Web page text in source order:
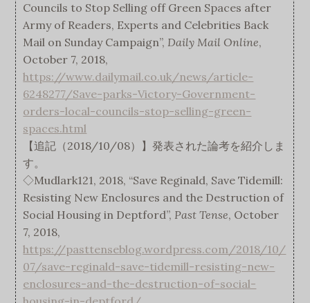
Councils to Stop Selling off Green Spaces after
Army of Readers, Experts and Celebrities Back
Mail on Sunday Campaign”,Daily Mail Online,
October 7, 2018,
https://www.dailymail.co.uk/news/article-
6248277/Save-parks-Victory-Government-
orders-local-councils-stop-selling-green-
spaces.html
【追記（2018/10/08）】発表された論考を紹介しま
す。
◇Mudlark121, 2018, “Save Reginald, Save Tidemill:
Resisting New Enclosures and the Destruction of
Social Housing in Deptford”, Past Tense, October
7, 2018,
https://pasttenseblog.wordpress.com/2018/10/
07/save-reginald-save-tidemill-resisting-new-
enclosures-and-the-destruction-of-social-